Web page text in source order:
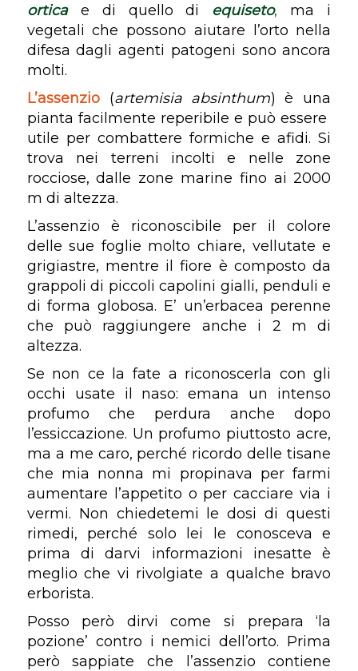
orticae di quello di equiseto, ma i
vegetali che possono aiutare l’orto nella
difesa dagli agenti patogeni sono ancora
molti.
L’assenzio(artemisia absinthum) è una
pianta facilmente reperibile e può essere
utile per combattere formiche e afidi. Si
trova nei terreni incolti e nelle zone
rocciose, dalle zone marine fino ai 2000
m di altezza.
L’assenzio è riconoscibile per il colore
delle sue foglie molto chiare, vellutate e
grigiastre, mentre il fiore è composto da
grappoli di piccoli capolini gialli, penduli e
di forma globosa. E’ un’erbacea perenne
che può raggiungere anche i 2 m di
altezza.
Se non ce la fate a riconoscerla con gli
occhi usate il naso: emana un intenso
profumo che perdura anche dopo
l’essiccazione. Un profumo piuttosto acre,
ma a me caro, perché ricordo delle tisane
che mia nonna mi propinava per farmi
aumentare l’appetito o per cacciare via i
vermi. Non chiedetemi le dosi di questi
rimedi, perché solo lei le conosceva e
prima di darvi informazioni inesatte è
meglio che vi rivolgiate a qualche bravo
erborista.
Posso però dirvi come si prepara ‘la
pozione’ contro i nemici dell’orto. Prima
però sappiate che l’assenzio contiene